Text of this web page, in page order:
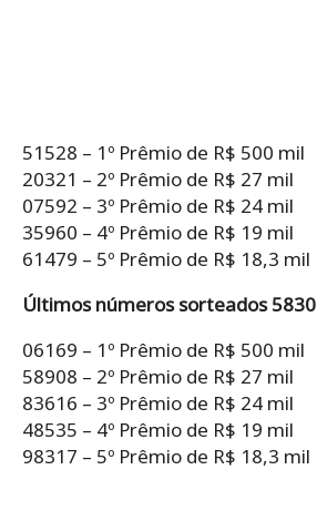
51528 – 1º Prêmio de R$ 500 mil
20321 – 2º Prêmio de R$ 27 mil
07592 – 3º Prêmio de R$ 24 mil
35960 – 4º Prêmio de R$ 19 mil
61479 – 5º Prêmio de R$ 18,3 mil
Últimos números sorteados 5830
06169 – 1º Prêmio de R$ 500 mil
58908 – 2º Prêmio de R$ 27 mil
83616 – 3º Prêmio de R$ 24 mil
48535 – 4º Prêmio de R$ 19 mil
98317 – 5º Prêmio de R$ 18,3 mil